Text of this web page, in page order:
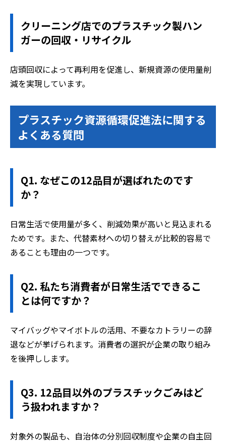
クリーニング店でのプラスチック製ハン
ガーの回収・リサイクル
店頭回収によって再利用を促進し、新規資源の使用量削
減を実現しています。
プラスチック資源循環促進法に関する
よくある質問
Q1. なぜこの12品目が選ばれたのです
か？
日常生活で使用量が多く、削減効果が高いと見込まれる
ためです。また、代替素材への切り替えが比較的容易で
あることも理由の一つです。
Q2. 私たち消費者が日常生活でできるこ
とは何ですか？
マイバッグやマイボトルの活用、不要なカトラリーの辞
退などが挙げられます。消費者の選択が企業の取り組み
を後押しします。
Q3. 12品目以外のプラスチックごみはど
う扱われますか？
対象外の製品も、自治体の分別回収制度や企業の自主回